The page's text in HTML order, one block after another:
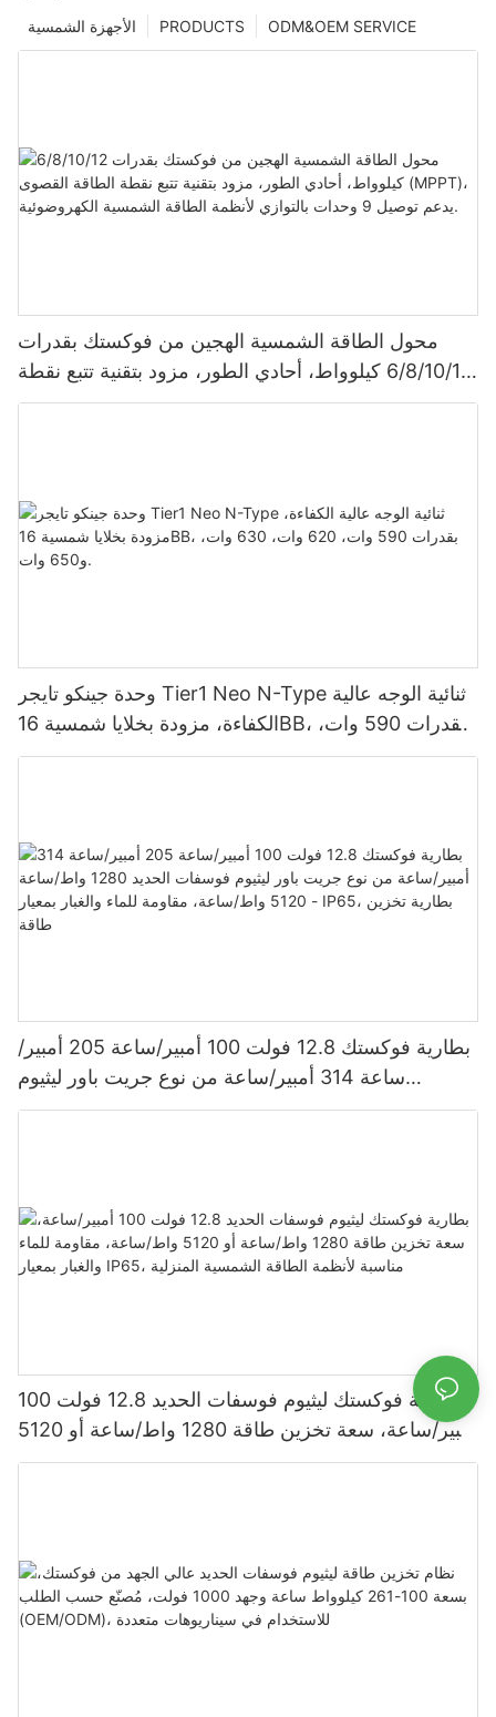
ODM&OEM SERVICE
PRODUCTS الأجهزة الشمسية
محول الطاقة الشمسية الهجين من فوكستك بقدرات
6/8/10/12 كيلوواط، أحادي الطور، مزود بتقنية تتبع نقطة
الطاقة القصوى (MPPT)، يدعم توصيل 9 وحدات بالتوازي
وحدة جينكو تايجر Tier1 Neo N-Type ثنائية الوجه عالية
الكفاءة، مزودة بخلايا شمسية 16BB، بقدرات 590 وات،
620 وات، 630 وات، و650 وات.
بطارية فوكستك 12.8 فولت 100 أمبير/ساعة 205 أمبير/
ساعة 314 أمبير/ساعة من نوع جريت باور ليثيوم
فوسفات الحديد 1280 واط/ساعة - 5120 واط/ساعة،
بطارية فوكستك ليثيوم فوسفات الحديد 12.8 فولت 100
أمبير/ساعة، سعة تخزين طاقة 1280 واط/ساعة أو 5120
واط/ساعة، مقاومة للماء والغبار بمعيار IP65، مناسبة